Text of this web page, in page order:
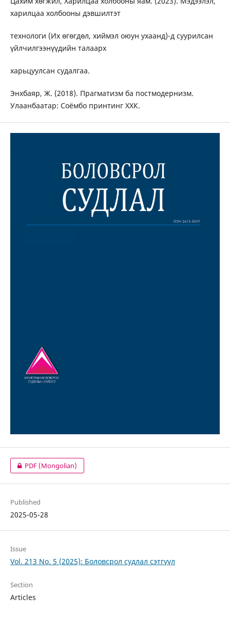
харилцаа холбооны дэвшилтэт
технологи (Их өгөгдөл, хиймэл оюун ухаанд)-д суурилсан
үйлчилгээнүүдийн талаарх
харьцуулсан судалгаа.
Энхбаяр, Ж. (2018). Прагматизм ба постмодернизм.
Улаанбаатар: Соёмбо принтинг ХХК.
PDF (Mongolian)
Published
2025-05-28
Issue
Vol. 213 No. 5 (2025): Боловсрол судлал сэтгүүл
Section
Articles